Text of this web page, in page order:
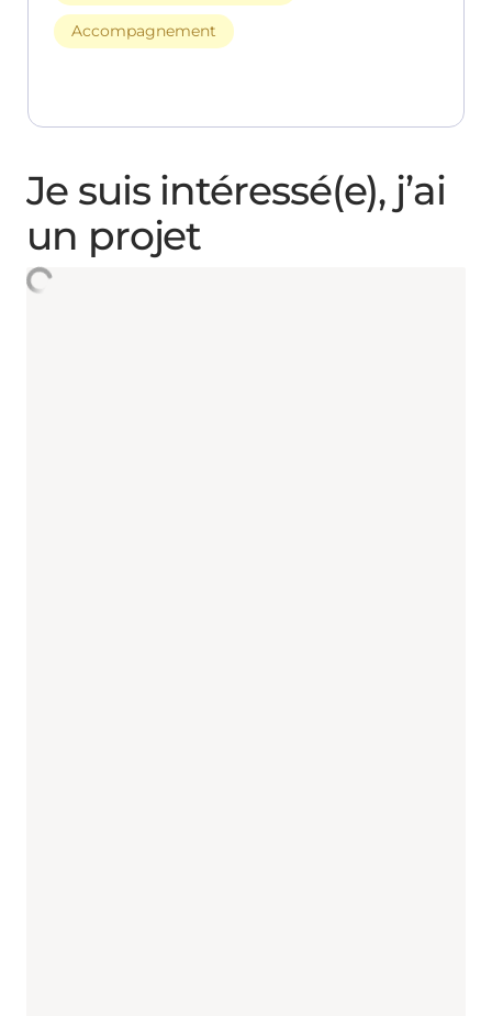
Accompagnement
Je suis intéressé(e), j’ai
un projet